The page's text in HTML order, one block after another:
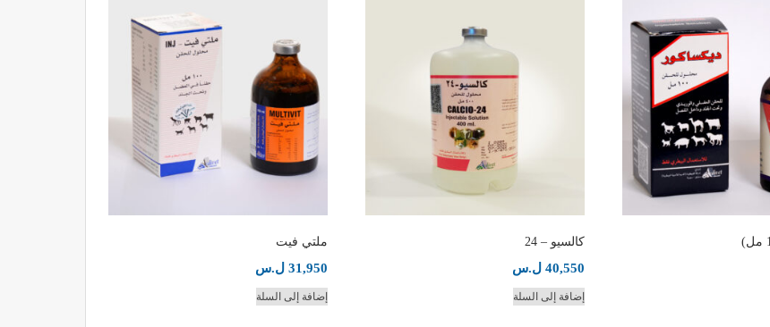
كالسيو – 24
40,550 ل.س
إضافة إلى السلة
ملتي فيت
31,950 ل.س
إضافة إلى السلة